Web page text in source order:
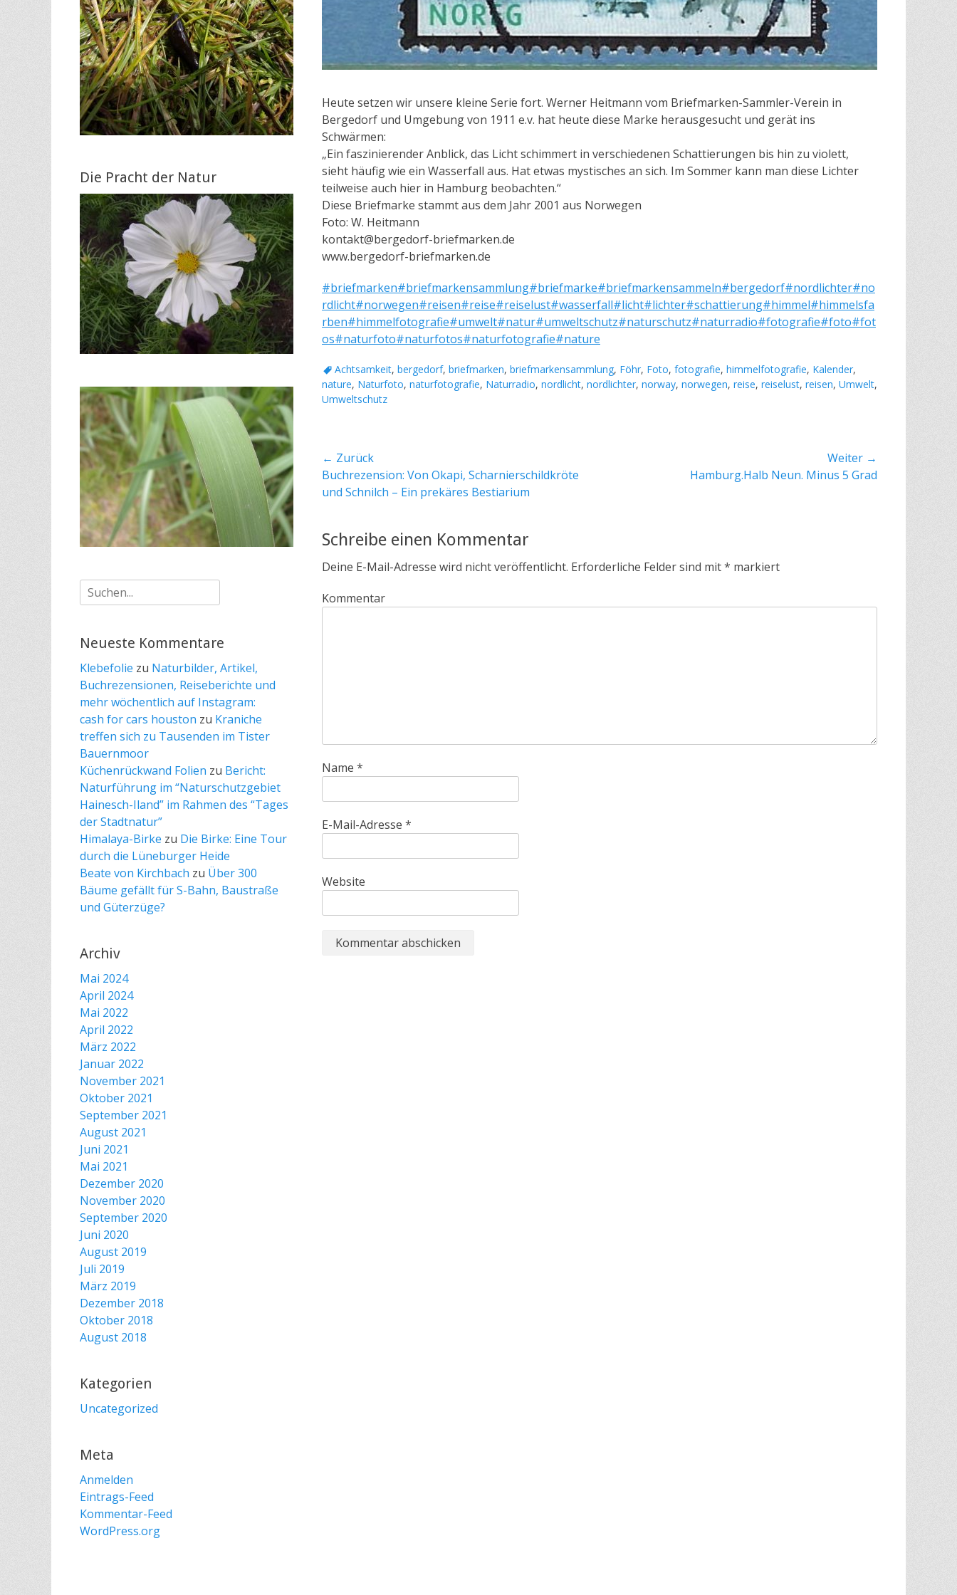
Heute setzen wir unsere kleine Serie fort. Werner Heitmann vom Briefmarken-Sammler-Verein in
Bergedorf und Umgebung von 1911 e.v. hat heute diese Marke herausgesucht und gerät ins
Schwärmen:
„Ein faszinierender Anblick, das Licht schimmert in verschiedenen Schattierungen bis hin zu violett,
sieht häufig wie ein Wasserfall aus. Hat etwas mystisches an sich. Im Sommer kann man diese Lichter
teilweise auch hier in Hamburg beobachten.“
Diese Briefmarke stammt aus dem Jahr 2001 aus Norwegen
Foto: W. Heitmann
kontakt@bergedorf-briefmarken.de
www.bergedorf-briefmarken.de
#briefmarken#briefmarkensammlung#briefmarke#briefmarkensammeln#bergedorf#nordlichter#no
rdlicht#norwegen#reisen#reise#reiselust#wasserfall#licht#lichter#schattierung#himmel#himmelsfa
rben#himmelfotografie#umwelt#natur#umweltschutz#naturschutz#naturradio#fotografie#foto#fot
os#naturfoto#naturfotos#naturfotografie#nature
Schlagworte
Achtsamkeit, bergedorf, briefmarken, briefmarkensammlung, Föhr, Foto, fotografie, himmelfotografie, Kalender,
nature, Naturfoto, naturfotografie, Naturradio, nordlicht, nordlichter, norway, norwegen, reise, reiselust, reisen, Umwelt,
Umweltschutz
Beitragsnavigation
← Zurück
Vorheriger
Beitrag:
Buchrezension: Von Okapi, Scharnierschildkröte
und Schnilch – Ein prekäres Bestiarium
Weiter →
Hamburg.Halb Neun. Minus 5 Grad
Schreibe einen Kommentar
Deine E-Mail-Adresse wird nicht veröffentlicht. Erforderliche Felder sind mit* markiert
Kommentar
Name *
E-Mail-Adresse *
Website
Die Pracht der Natur
Suche
nach:
Neueste Kommentare
Klebefolie zu Naturbilder, Artikel,
Buchrezensionen, Reiseberichte und
mehr wöchentlich auf Instagram:
cash for cars houston zu Kraniche
treffen sich zu Tausenden im Tister
Bauernmoor
Küchenrückwand Folien zu Bericht:
Naturführung im “Naturschutzgebiet
Hainesch-Iland” im Rahmen des “Tages
der Stadtnatur”
Himalaya-Birke zu Die Birke: Eine Tour
durch die Lüneburger Heide
Beate von Kirchbach zu Über 300
Bäume gefällt für S-Bahn, Baustraße
und Güterzüge?
Archiv
Mai 2024
April 2024
Mai 2022
April 2022
März 2022
Januar 2022
November 2021
Oktober 2021
September 2021
August 2021
Juni 2021
Mai 2021
Dezember 2020
November 2020
September 2020
Juni 2020
August 2019
Juli 2019
März 2019
Dezember 2018
Oktober 2018
August 2018
Kategorien
Uncategorized
Meta
Anmelden
Eintrags-Feed
Kommentar-Feed
WordPress.org